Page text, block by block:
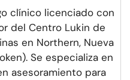
clínico licenciado con
del Centro Lukin de
en Northern, Nueva
Se especializa en
asesoramiento para